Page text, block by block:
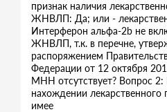
признак наличия
ЖНВЛП: Да; или -
Интерферон альфа-2b не
ЖНВЛП, т.к. в перечне,
распоряжением
Федерации от 12 октября
МНН отсутствует? Вопрос
нахождении
имее